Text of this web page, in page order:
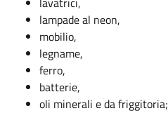
lampade al neon,
mobilio,
legname,
ferro,
batterie,
oli minerali e da friggitoria;